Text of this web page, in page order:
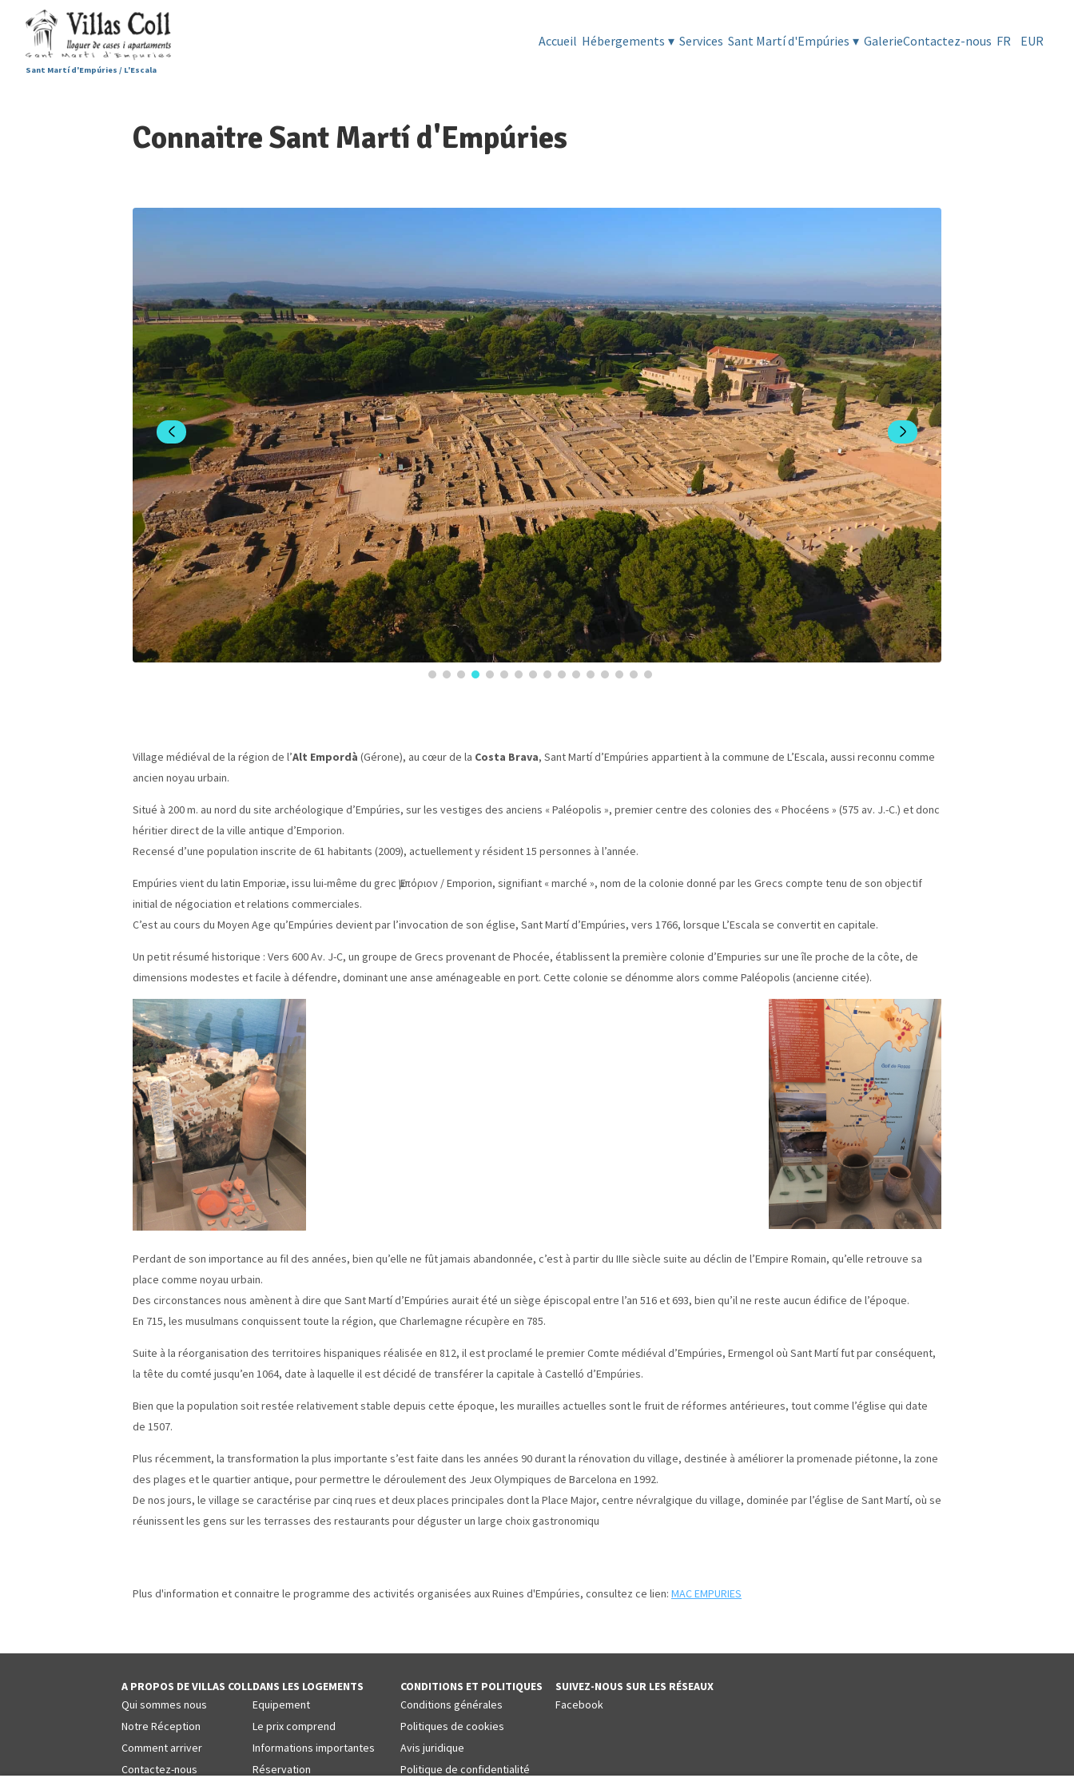
Sant Martí d'Empúries / L'Escala
Accueil Hébergements ▾ Services Sant Martí d'Empúries ▾ GalerieContactez-nous FR EUR
Connaitre Sant Martí d'Empúries
Village médiéval de la région de l’Alt Empordà (Gérone), au cœur de la Costa Brava, Sant Martí d’Empúries appartient à la commune de L’Escala, aussi reconnu comme
ancien noyau urbain.
Situé à 200 m. au nord du site archéologique d’Empúries, sur les vestiges des anciens « Paléopolis », premier centre des colonies des « Phocéens » (575 av. J.-C.) et donc
héritier direct de la ville antique d’Emporion.
Recensé d’une population inscrite de 61 habitants (2009), actuellement y résident 15 personnes à l’année.
Empúries vient du latin Emporiæ, issu lui-même du grec Ἐμπόριον / Emporion, signifiant « marché », nom de la colonie donné par les Grecs compte tenu de son objectif
initial de négociation et relations commerciales.
C’est au cours du Moyen Age qu’Empúries devient par l’invocation de son église, Sant Martí d’Empúries, vers 1766, lorsque L’Escala se convertit en capitale.
Un petit résumé historique : Vers 600 Av. J-C, un groupe de Grecs provenant de Phocée, établissent la première colonie d’Empuries sur une île proche de la côte, de
dimensions modestes et facile à défendre, dominant une anse aménageable en port. Cette colonie se dénomme alors comme Paléopolis (ancienne citée).
Perdant de son importance au fil des années, bien qu’elle ne fût jamais abandonnée, c’est à partir du IIIe siècle suite au déclin de l’Empire Romain, qu’elle retrouve sa
place comme noyau urbain.
Des circonstances nous amènent à dire que Sant Martí d’Empúries aurait été un siège épiscopal entre l’an 516 et 693, bien qu’il ne reste aucun édifice de l’époque.
En 715, les musulmans conquissent toute la région, que Charlemagne récupère en 785.
Suite à la réorganisation des territoires hispaniques réalisée en 812, il est proclamé le premier Comte médiéval d’Empúries, Ermengol où Sant Martí fut par conséquent,
la tête du comté jusqu’en 1064, date à laquelle il est décidé de transférer la capitale à Castelló d’Empúries.
Bien que la population soit restée relativement stable depuis cette époque, les murailles actuelles sont le fruit de réformes antérieures, tout comme l’église qui date
de 1507.
Plus récemment, la transformation la plus importante s’est faite dans les années 90 durant la rénovation du village, destinée à améliorer la promenade piétonne, la zone
des plages et le quartier antique, pour permettre le déroulement des Jeux Olympiques de Barcelona en 1992.
De nos jours, le village se caractérise par cinq rues et deux places principales dont la Place Major, centre névralgique du village, dominée par l’église de Sant Martí, où se
réunissent les gens sur les terrasses des restaurants pour déguster un large choix gastronomiqu
Plus d'information et connaitre le programme des activités organisées aux Ruines d'Empúries, consultez ce lien: MAC EMPURIES
A PROPOS DE VILLAS COLL
Qui sommes nous
Notre Réception
Comment arriver
Contactez-nous
DANS LES LOGEMENTS
Equipement
Le prix comprend
Informations importantes
Réservation
CONDITIONS ET POLITIQUES
Conditions générales
Politiques de cookies
Avis juridique
Politique de confidentialité
SUIVEZ-NOUS SUR LES RÉSEAUX
Facebook